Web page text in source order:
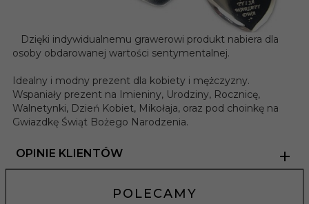
Dzięki indywidualnemu grawerowi produkt nabiera dla
osoby obdarowanej wartości sentymentalnej.
Idealny i modny prezent dla kobiety i mężczyzny.
Wspaniały prezent na Imieniny, Urodziny, Rocznicę,
Walnetynki, Dzień Kobiet, Mikołaja, oraz pod choinkę na
Gwiazdkę Świąt Bożego Narodzenia.
OPINIE KLIENTÓW
POLECAMY